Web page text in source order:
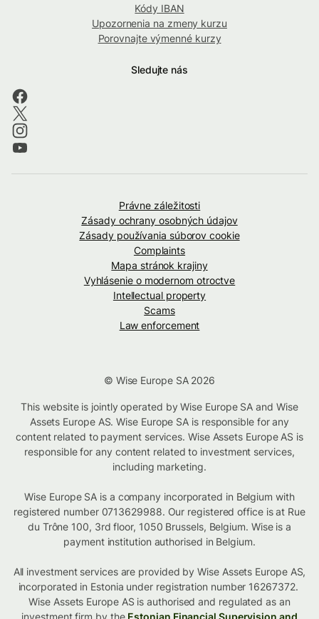
Kódy IBAN
Upozornenia na zmeny kurzu
Porovnajte výmenné kurzy
Sledujte nás
Právne záležitosti
Zásady ochrany osobných údajov
Zásady používania súborov cookie
Complaints
Mapa stránok krajiny
Vyhlásenie o modernom otroctve
Intellectual property
Scams
Law enforcement
© Wise Europe SA 2026
This website is jointly operated by Wise Europe SA and Wise
Assets Europe AS. Wise Europe SA is responsible for any
content related to payment services. Wise Assets Europe AS is
responsible for any content related to investment services,
including marketing.
Wise Europe SA is a company incorporated in Belgium with
registered number 0713629988. Our registered office is at Rue
du Trône 100, 3rd floor, 1050 Brussels, Belgium. Wise is a
payment institution authorised in Belgium.
All investment services are provided by Wise Assets Europe AS,
incorporated in Estonia under registration number 16267372.
Wise Assets Europe AS is authorised and regulated as an
investment firm by the Estonian Financial Supervision and